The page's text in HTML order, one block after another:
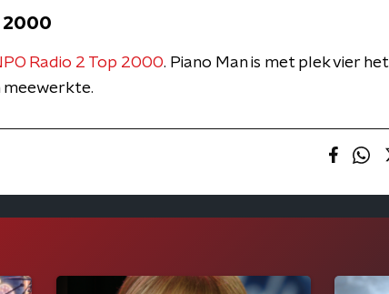
2000
Radio 2 Top 2000. Piano Man is met plek vier het
meewerkte.